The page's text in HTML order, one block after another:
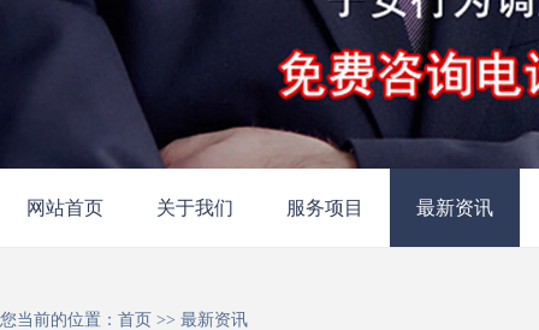
网站首页 关于我们 服务项目 最新资讯
您当前的位置： 首页 >> 最新资讯